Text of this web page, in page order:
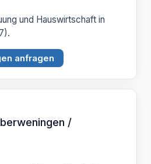
und Hauswirtschaft in
anfragen
/